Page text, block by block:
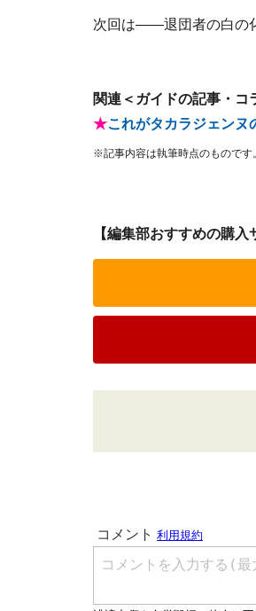
次回は――退団者の白の
関連＜ガイドの記事・コ
★これがタカラジェンヌ
※記事内容は執筆時点のものです
【編集部おすすめの購入